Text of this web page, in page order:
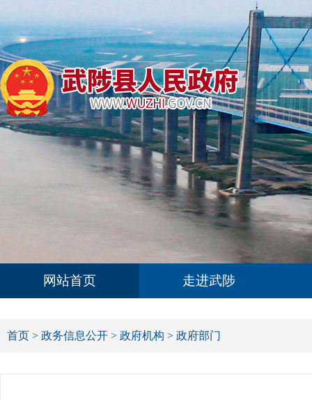
网站首页 走进武陟
首页 > 政务信息公开 > 政府机构 > 政府部门